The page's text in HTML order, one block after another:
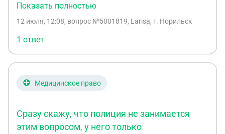
перевели на принудительное лечение в
стационар. Прошло 5 месяцев , нужно ли
родственникам или законному представителю
подавать ходатайство о прекращении или
изменении принудительной меры имея на руках
комиссии через 6 месяцев
Показать полностью
12 июля, 12:08, вопрос №5001819, Larisa, г. Норильск
1 ответ
Медицинское право
Сразу скажу, что полиция не занимается
этим вопросом, у него только